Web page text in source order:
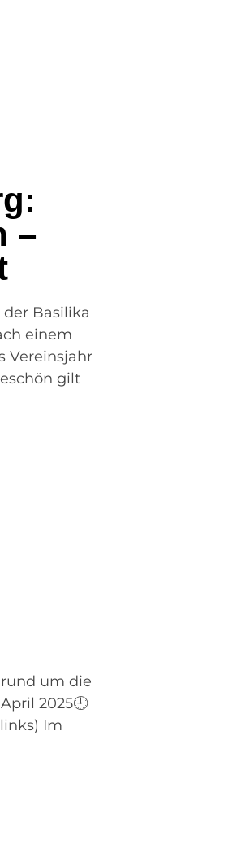
–
Basilika
einem
Vereinsjahr
gilt
um die
2025🕘
Im